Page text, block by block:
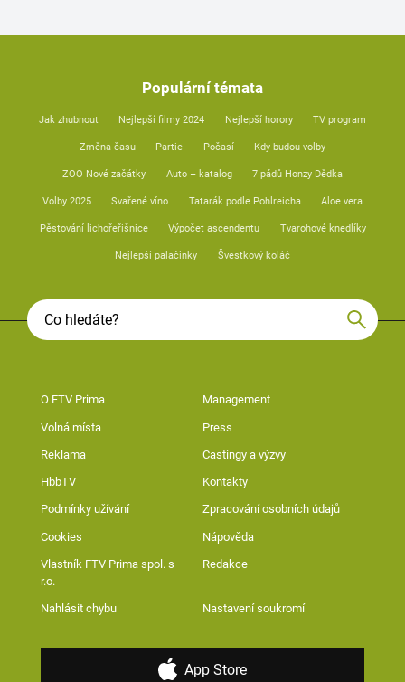
Populární témata
Jak zhubnout Nejlepší filmy 2024 Nejlepší horory TV program
Změna času Partie Počasí Kdy budou volby
ZOO Nové začátky Auto – katalog 7 pádů Honzy Dědka
Volby 2025 Svařené víno Tatarák podle Pohlreicha Aloe vera
Pěstování lichořeřišnice Výpočet ascendentu Tvarohové knedlíky
Nejlepší palačinky Švestkový koláč
O FTV Prima Management
Volná místa Press
Reklama Castingy a výzvy
HbbTV Kontakty
Podmínky užívání Zpracování osobních údajů
Cookies Nápověda
Vlastník FTV Prima spol. s
r.o.
Redakce
Nahlásit chybu Nastavení soukromí
App Store